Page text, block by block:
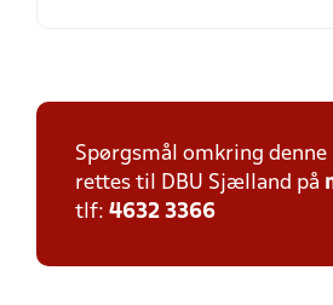
Spørgsmål omkring denne
rettes til DBU Sjælland på
tlf: 4632 3366